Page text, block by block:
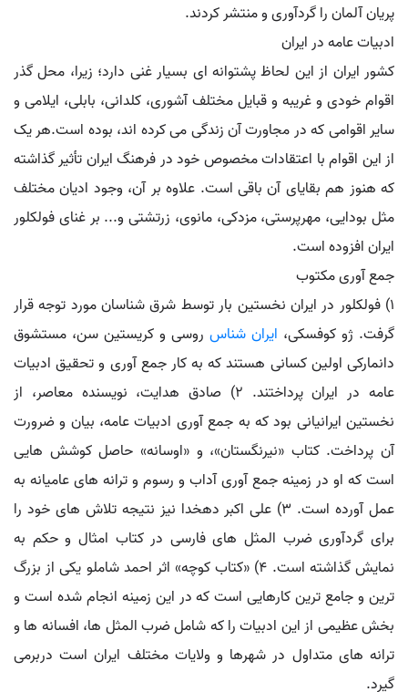
پریان آلمان را گردآوری و منتشر کردند.
ادبیات عامه در ایران
کشور ایران از این لحاظ پشتوانه ای بسیار غنی دارد؛ زیرا، محل گذر
اقوام خودی و غریبه و قبایل مختلف آشوری، کلدانی، بابلی، ایلامی و
سایر اقوامی که در مجاورت آن زندگی می کرده اند، بوده است.هر یک
از این اقوام با اعتقادات مخصوص خود در فرهنگ ایران تأثیر گذاشته
که هنوز هم بقایای آن باقی است. علاوه بر آن، وجود ادیان مختلف
مثل بودایی، مهرپرستی، مزدکی، مانوی، زرتشتی و... بر غنای فولکلور
ایران افزوده است.
جمع آوری مکتوب
۱) فولکلور در ایران نخستین بار توسط شرق شناسان مورد توجه قرار
گرفت. ژو کوفسکی، ایران شناس روسی و کریستین سن، مستشوق
دانمارکی اولین کسانی هستند که به کار جمع آوری و تحقیق ادبیات
عامه در ایران پرداختند. ۲) صادق هدایت، نویسنده معاصر، از
نخستین ایرانیانی بود که به جمع آوری ادبیات عامه، بیان و ضرورت
آن پرداخت. کتاب «نیرنگستان»، و «اوسانه» حاصل کوشش هایی
است که او در زمینه جمع آوری آداب و رسوم و ترانه های عامیانه به
عمل آورده است. ۳) علی اکبر دهخدا نیز نتیجه تلاش های خود را
برای گردآوری ضرب المثل های فارسی در کتاب امثال و حکم به
نمایش گذاشته است. ۴) «کتاب کوچه» اثر احمد شاملو یکی از بزرگ
ترین و جامع ترین کارهایی است که در این زمینه انجام شده است و
بخش عظیمی از این ادبیات را که شامل ضرب المثل ها، افسانه ها و
ترانه های متداول در شهرها و ولایات مختلف ایران است دربرمی
گیرد.